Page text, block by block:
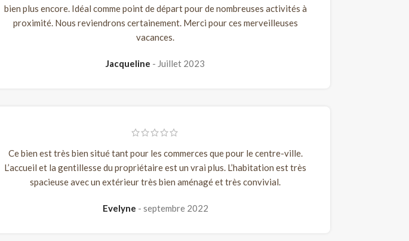
bien plus encore. Idéal comme point de départ pour de nombreuses activités à
proximité. Nous reviendrons certainement. Merci pour ces merveilleuses
vacances.
Jacqueline Juillet 2023
Ce bien est très bien situé tant pour les commerces que pour le centre-ville.
L’accueil et la gentillesse du propriétaire est un vrai plus. L’habitation est très
spacieuse avec un extérieur très bien aménagé et très convivial.
Evelyne septembre 2022